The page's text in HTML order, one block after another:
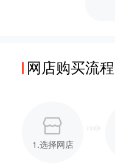
网店购买流程
1.选择网店